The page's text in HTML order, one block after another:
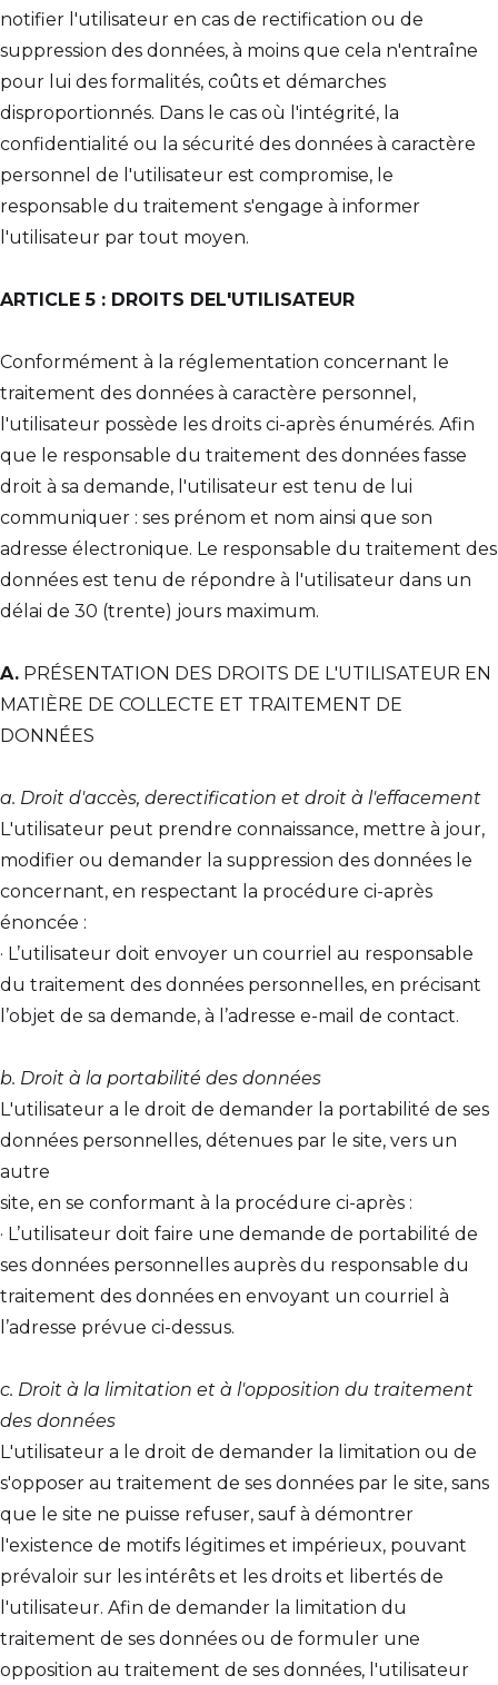
notifier l'utilisateur en cas de rectification ou de
suppression des données, à moins que cela n'entraîne
pour lui des formalités, coûts et démarches
disproportionnés. Dans le cas où l'intégrité, la
confidentialité ou la sécurité des données à caractère
personnel de l'utilisateur est compromise, le
responsable du traitement s'engage à informer
l'utilisateur par tout moyen.
ARTICLE 5 : DROITS DEL'UTILISATEUR
Conformément à la réglementation concernant le
traitement des données à caractère personnel,
l'utilisateur possède les droits ci-après énumérés. Afin
que le responsable du traitement des données fasse
droit à sa demande, l'utilisateur est tenu de lui
communiquer : ses prénom et nom ainsi que son
adresse électronique. Le responsable du traitement des
données est tenu de répondre à l'utilisateur dans un
délai de 30 (trente) jours maximum.
A. PRÉSENTATION DES DROITS DE L'UTILISATEUR EN
MATIÈRE DE COLLECTE ET TRAITEMENT DE
DONNÉES
a. Droit d'accès, derectification et droit à l'effacement
L'utilisateur peut prendre connaissance, mettre à jour,
modifier ou demander la suppression des données le
concernant, en respectant la procédure ci-après
énoncée :
· L’utilisateur doit envoyer un courriel au responsable
du traitement des données personnelles, en précisant
l’objet de sa demande, à l’adresse e-mail de contact.
b. Droit à la portabilité des données
L'utilisateur a le droit de demander la portabilité de ses
données personnelles, détenues par le site, vers un
autre
site, en se conformant à la procédure ci-après :
· L’utilisateur doit faire une demande de portabilité de
ses données personnelles auprès du responsable du
traitement des données en envoyant un courriel à
l’adresse prévue ci-dessus.
c. Droit à la limitation et à l'opposition du traitement
des données
L'utilisateur a le droit de demander la limitation ou de
s'opposer au traitement de ses données par le site, sans
que le site ne puisse refuser, sauf à démontrer
l'existence de motifs légitimes et impérieux, pouvant
prévaloir sur les intérêts et les droits et libertés de
l'utilisateur. Afin de demander la limitation du
traitement de ses données ou de formuler une
opposition au traitement de ses données, l'utilisateur